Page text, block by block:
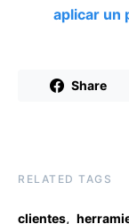
aplicar un
Share
RELATED TAGS
clientes,